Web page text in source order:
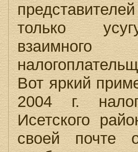
только
Вот яркий
2004 г.
Исетского
своей почте